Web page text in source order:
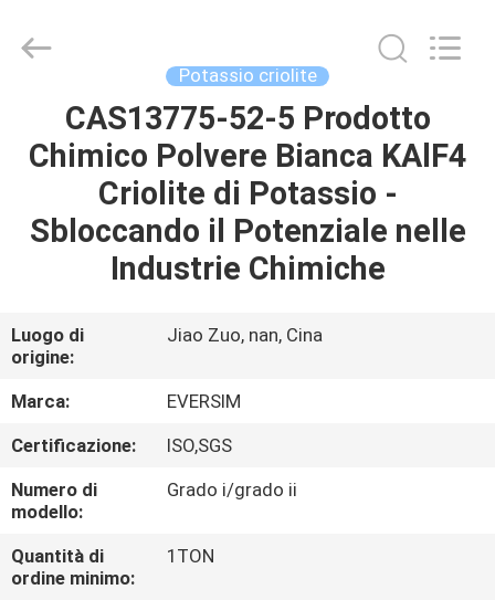
CASA.
PRODOTTI
SU
DI
NOI
VISITA
ALLA
FABBRICA
Imp.&Exp.Co.,Ltd.
Potassio criolite
CAS13775-52-5 Prodotto
Chimico Polvere Bianca KAlF4
Criolite di Potassio -
Sbloccando il Potenziale nelle
Industrie Chimiche
Luogo di
origine:
Jiao Zuo, nan, Cina
Marca:
EVERSIM
Certificazione:
ISO,SGS
Numero di
modello:
Grado ⅰ/grado ⅱ
Quantità di
ordine minimo:
1TON